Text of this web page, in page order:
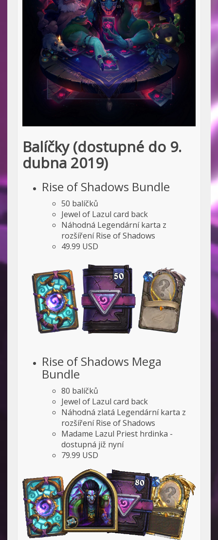
Balíčky (dostupné do 9.
dubna 2019)
Rise of Shadows Bundle
50 balíčků
Jewel of Lazul card back
Náhodná Legendární karta z
rozšíření Rise of Shadows
49.99 USD
Rise of Shadows Mega
Bundle
80 balíčků
Jewel of Lazul card back
Náhodná zlatá Legendární karta z
rozšíření Rise of Shadows
Madame Lazul Priest hrdinka -
dostupná již nyní
79.99 USD